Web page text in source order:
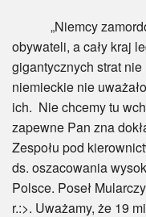
„Niemcy
obywateli, a cały kraj
gigantycznych strat
niemieckie nie
ich. Nie chcemy tu
zapewne Pan zna
Zespołu pod
ds. oszacowania
Polsce. Poseł
r.:>. Uważamy, że 19